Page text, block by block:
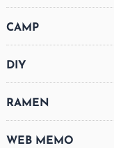
CAMP
DIY
RAMEN
WEB MEMO